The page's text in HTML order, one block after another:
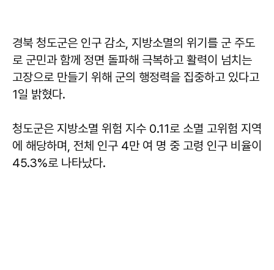
경북 청도군은 인구 감소, 지방소멸의 위기를 군 주도
로 군민과 함께 정면 돌파해 극복하고 활력이 넘치는
고장으로 만들기 위해 군의 행정력을 집중하고 있다고
1일 밝혔다.
청도군은 지방소멸 위험 지수 0.11로 소멸 고위험 지역
에 해당하며, 전체 인구 4만 여 명 중 고령 인구 비율이
45.3%로 나타났다.